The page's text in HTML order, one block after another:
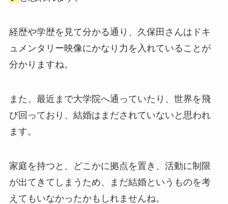
経歴や学歴を見て分かる通り、久保田さんはドキ
ュメンタリー映像にかなり力を入れていることが
分かりますね。
また、最近まで大学院へ通っていたり、世界を飛
び回っており、結婚はまだされていないと思われ
ます。
家庭を持つと、どこかに拠点を置き、活動に制限
が出てきてしまうため、まだ結婚というものを考
えてもいなかったかもしれませんね。